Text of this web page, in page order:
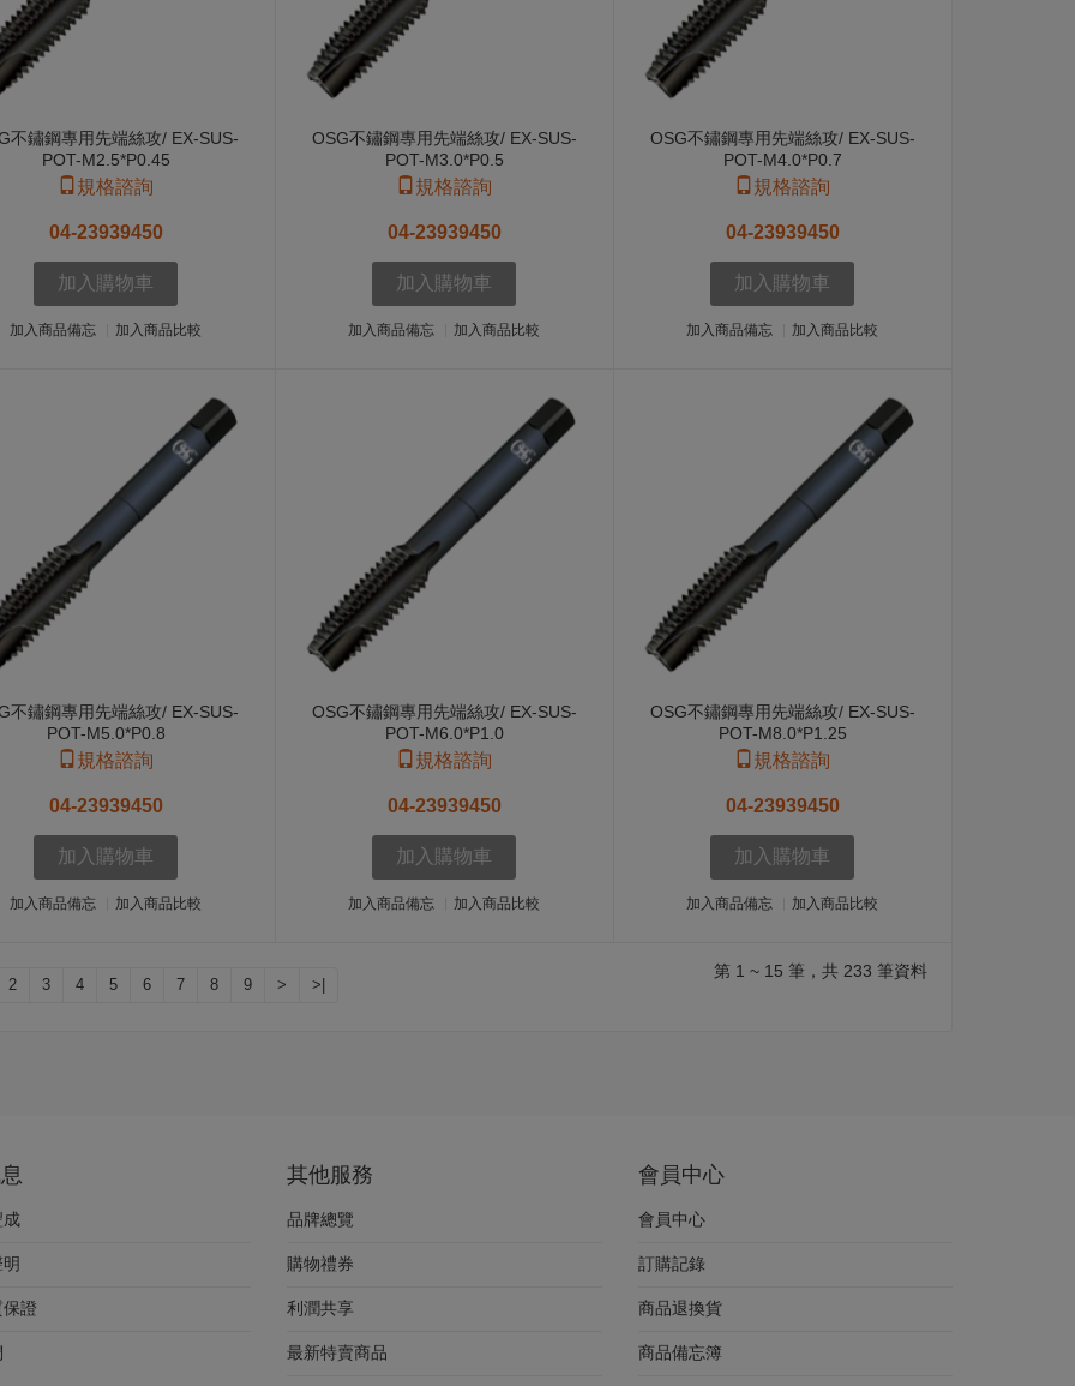
不鏽鋼專用先端絲攻/ EX-SUS-
POT-M2.5*P0.45
規格諮詢
04-23939450
加入購物車
加入商品備忘 加入商品比較
OSG不鏽鋼專用先端絲攻/ EX-SUS-
POT-M3.0*P0.5
規格諮詢
04-23939450
加入購物車
加入商品備忘 加入商品比較
OSG不鏽鋼專用先端絲攻/ EX-SUS-
POT-M4.0*P0.7
規格諮詢
04-23939450
加入購物車
加入商品備忘 加入商品比較
不鏽鋼專用先端絲攻/ EX-SUS-
POT-M5.0*P0.8
規格諮詢
04-23939450
加入購物車
加入商品備忘 加入商品比較
OSG不鏽鋼專用先端絲攻/ EX-SUS-
POT-M6.0*P1.0
規格諮詢
04-23939450
加入購物車
加入商品備忘 加入商品比較
OSG不鏽鋼專用先端絲攻/ EX-SUS-
POT-M8.0*P1.25
規格諮詢
04-23939450
加入購物車
加入商品備忘 加入商品比較
2 3 4 5 6 7 8 9 > >|
第 1 ~ 15 筆，共 233 筆資料
證
其他服務
品牌總覽
購物禮券
利潤共享
最新特賣商品
會員中心
會員中心
訂購記錄
商品退換貨
商品備忘簿